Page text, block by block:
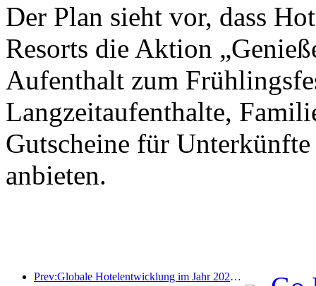
Der Plan sieht vor, dass
Resorts die Aktion
Aufenthalt zum
Langzeitaufenthalte,
Gutscheine für
anbieten.
Prev:Globale Hotelentwicklung im Jahr 2026: Shanghai belegt Platz eins bei der Anzahl neuer Zimmer